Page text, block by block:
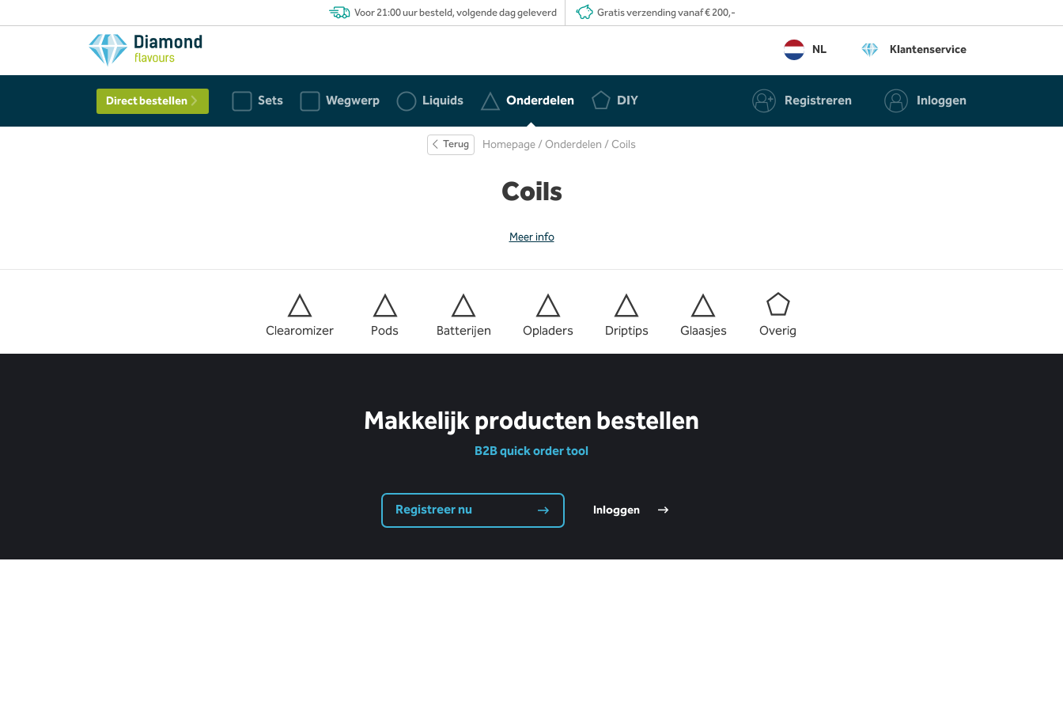
Voor 21:00 uur besteld, volgende dag geleverd Gratis verzending vanaf € 200,-
NL Klantenservice
Direct bestellen Sets Wegwerp Liquids Onderdelen DIY Registreren Inloggen
Terug Homepage/Onderdelen/ Coils
Coils
Meer info
Clearomizer Pods Batterijen Opladers Driptips Glaasjes Overig
Makkelijk producten bestellen
B2B quick order tool
Registreer nu Inloggen